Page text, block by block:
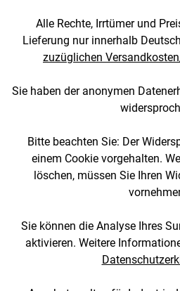
Alle Rechte, Irrtümer und
Lieferung nur innerhalb
zuzüglichen
Sie haben der anonymen
Bitte beachten Sie: Der
einem Cookie vorgehalten.
löschen, müssen Sie Ihren
Sie können die Analyse Ihres
aktivieren. Weitere